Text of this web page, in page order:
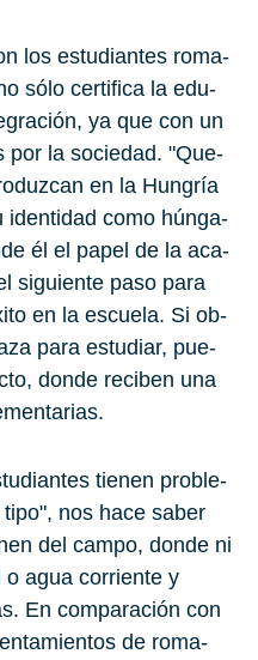
los es­tu­dian­tes ro­ma­
sólo cer­ti­fi­ca la edu­
ya que con un
por la so­cie­dad. "Que­
en la Hun­gría
iden­ti­dad como hún­ga­
él el papel de la aca­
si­guien­te paso para
en la es­cue­la. Si ob­
para es­tu­diar, pue­
donde re­ci­ben una
tie­nen pro­ble­
nos hace saber
del campo, donde ni
agua co­rrien­te y
En com­pa­ra­ción con
de ro­ma­